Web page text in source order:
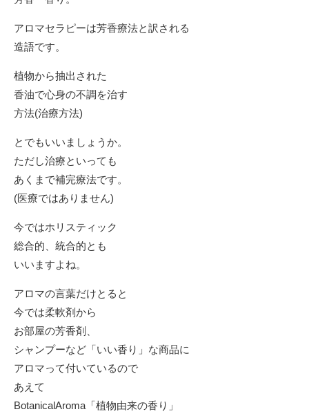
アロマセラピーは芳香療法と訳される
造語です。
植物から抽出された
香油で心身の不調を治す
方法(治療方法)
とでもいいましょうか。
ただし治療といっても
あくまで補完療法です。
(医療ではありません)
今ではホリスティック
総合的、統合的とも
いいますよね。
アロマの言葉だけとると
今では柔軟剤から
お部屋の芳香剤、
シャンプーなど「いい香り」な商品に
アロマって付いているので
あえて
BotanicalAroma「植物由来の香り」